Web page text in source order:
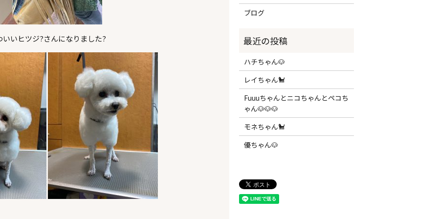
いいヒツジ?さんになりました?
ブログ
ハチちゃん🐶
レイちゃん🐩
Fuuuちゃんとニコちゃんとペコち
ゃん🐶🐶🐶
モネちゃん🐩
優ちゃん🐶